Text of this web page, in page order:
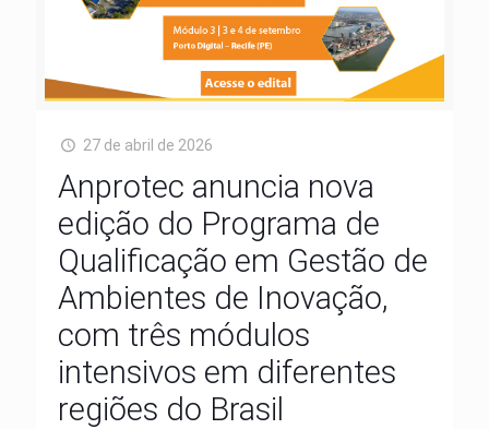
27 de abril de 2026
Anprotec anuncia nova
edição do Programa de
Qualificação em Gestão de
Ambientes de Inovação,
com três módulos
intensivos em diferentes
regiões do Brasil